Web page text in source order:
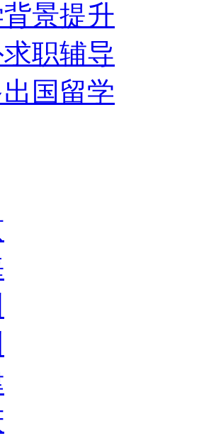
景提升
职辅导
国留学